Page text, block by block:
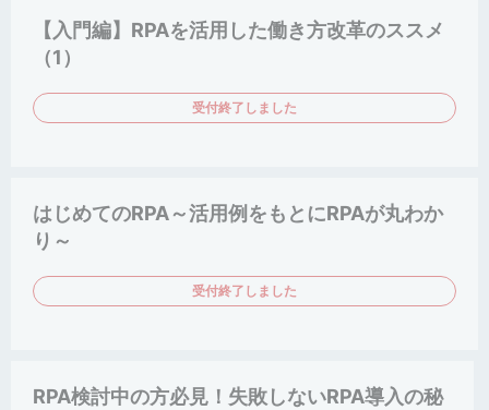
【入門編】RPAを活用した働き方改革のススメ
（1）
受付終了しました
はじめてのRPA～活用例をもとにRPAが丸わか
り～
受付終了しました
RPA検討中の方必見！失敗しないRPA導入の秘